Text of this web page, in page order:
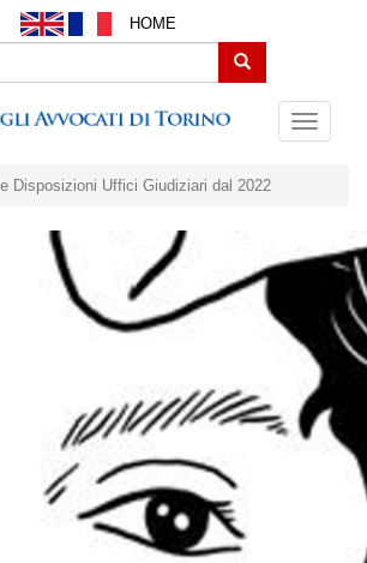
HOME
Search
Disposizioni Uffici Giudiziari dal 2022